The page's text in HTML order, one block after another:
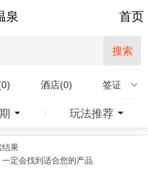
泉 首页
搜索
酒店(0) 签证(0)
玩法推荐
结果
定会找到适合您的产品